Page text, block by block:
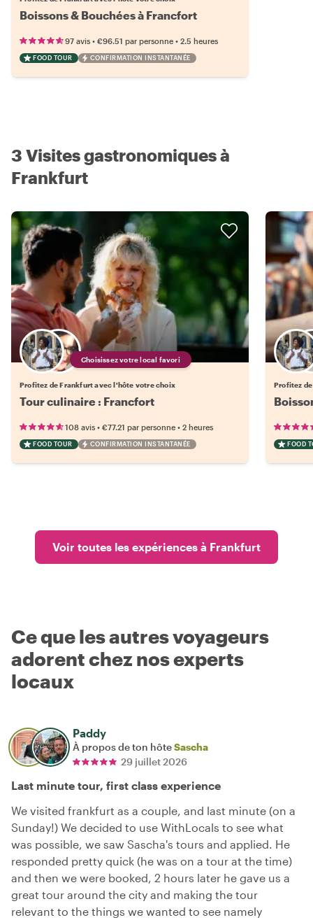
Boissons & Bouchées à Francfort
97 avis • €96.51 par personne • 2.5 heures
FOOD TOUR CONFIRMATION INSTANTANÉE
3 Visites gastronomiques à
Frankfurt
Choisissez votre local favori
Profitez de Frankfurt avec l'hôte votre choix
Tour culinaire : Francfort
108 avis • €77.21 par personne • 2 heures
FOOD TOUR CONFIRMATION INSTANTANÉE
Profitez
FOOD
Voir toutes les expériences à Frankfurt
Ce que les autres voyageurs
adorent chez nos experts
locaux
Paddy
À propos de ton hôteSascha
29 juillet 2026
Last minute tour, first class experience
We visited frankfurt as a couple, and last minute (on a
Sunday!) We decided to use WithLocals to see what
was possible, we saw Sascha's tours and applied. He
responded pretty quick (he was on a tour at the time)
and then we were booked, 2 hours later he gave us a
great tour around the city and making the tour
relevant to the things we wanted to see namely